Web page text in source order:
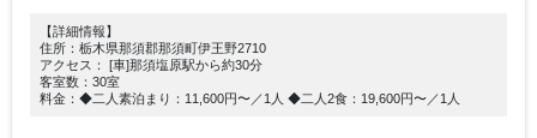
【詳細情報】
住所：栃木県那須郡那須町伊王野2710
アクセス： [車]那須塩原駅から約30分
客室数：30室
料金：◆二人素泊まり：11,600円〜／1人 ◆二人2食：19,600円〜／1人